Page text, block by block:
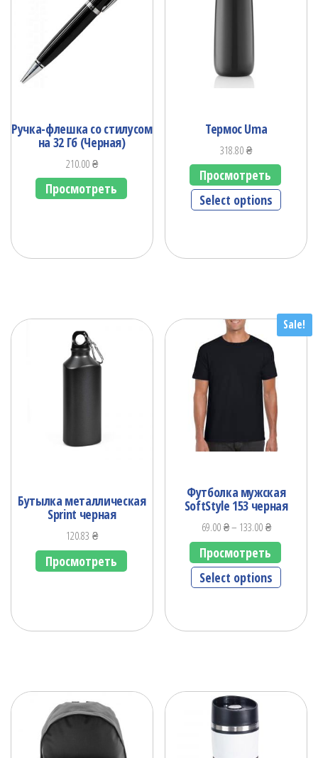
Ручка-флешка со стилусом
на 32 Гб (Черная)
210.00₴
Просмотреть
Термос Uma
318.80₴
Просмотреть
Select options
Бутылка металлическая
Sprint черная
120.83 ₴
Просмотреть
Sale!
Футболка мужская
SoftStyle 153 черная
69.00₴– 133.00₴
Просмотреть
Select options